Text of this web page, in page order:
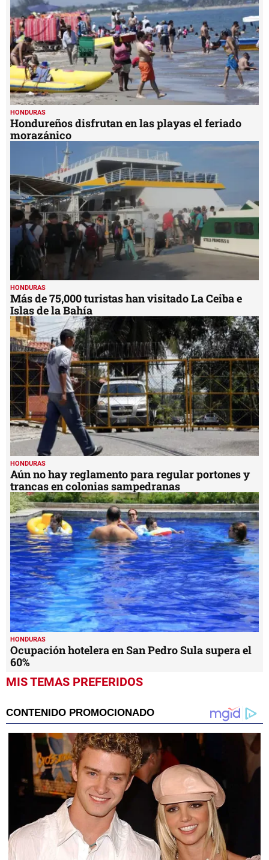
HONDURAS
Hondureños disfrutan en las playas el feriado
morazánico
HONDURAS
Más de 75,000 turistas han visitado La Ceiba e
Islas de la Bahía
HONDURAS
Aún no hay reglamento para regular portones y
trancas en colonias sampedranas
HONDURAS
Ocupación hotelera en San Pedro Sula supera el
60%
MIS TEMAS PREFERIDOS